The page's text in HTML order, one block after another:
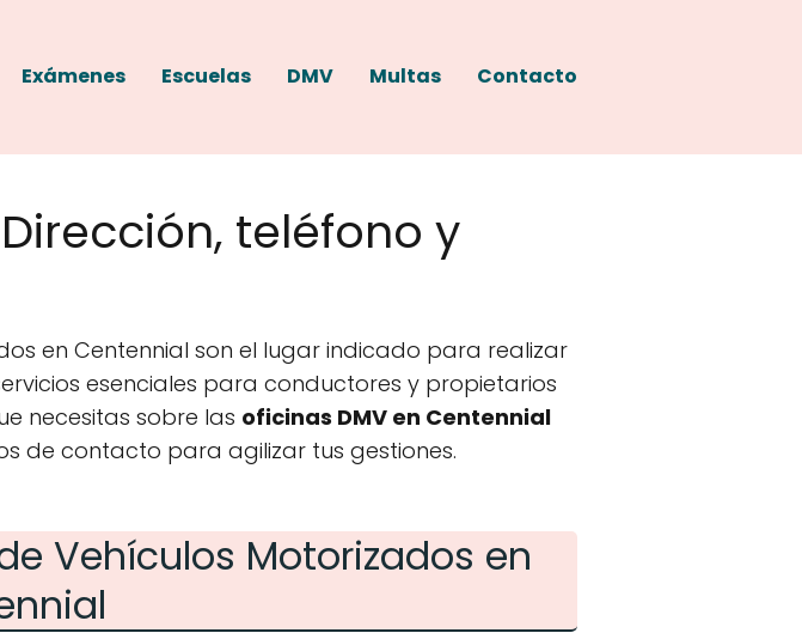
Exámenes Escuelas DMV Multas Contacto
teléfono y
en Centennial son el lugar indicado para realizar
esenciales para conductores y propietarios
necesitas sobre las oficinas DMV en Centennial
de contacto para agilizar tus gestiones.
Vehículos Motorizados en